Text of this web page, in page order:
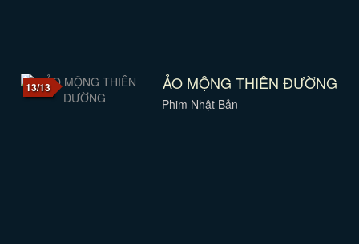
13/13 ẢO MỘNG THIÊN ĐƯỜNG
Phim Nhật Bản